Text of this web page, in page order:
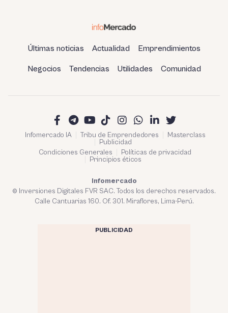
Últimas noticias Actualidad Emprendimientos
Negocios Tendencias Utilidades Comunidad
Infomercado IA Tribu de Emprendedores
Masterclass
Publicidad
Condiciones Generales
Políticas de privacidad
Principios éticos
Infomercado
© Inversiones Digitales FVR SAC. Todos los derechos reservados.
Calle Cantuarias 160. Of. 301. Miraflores, Lima-Perú.
PUBLICIDAD